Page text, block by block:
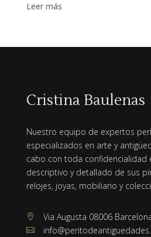
Leer más
Cristina Baulenas
Nuestro equipo de expertos
especializados en arte y
cabo con toda confidencialidad
descriptivo y detallado de sus
relojes, joyas, mobiliario y
 Via Augusta 08006
